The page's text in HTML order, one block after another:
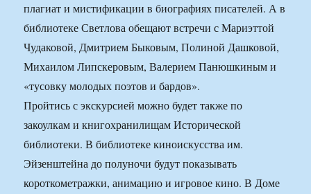
плагиат и мистификации в биографиях писателей. А в
библиотеке Светлова обещают встречи с Мариэттой
Чудаковой, Дмитрием Быковым, Полиной Дашковой,
Михаилом Липскеровым, Валерием Панюшкиным и
«тусовку молодых поэтов и бардов».
Пройтись с экскурсией можно будет также по
закоулкам и книгохранилищам Исторической
библиотеки. В библиотеке киноискусства им.
Эйзенштейна до полуночи будут показывать
короткометражки, анимацию и игровое кино. В Доме